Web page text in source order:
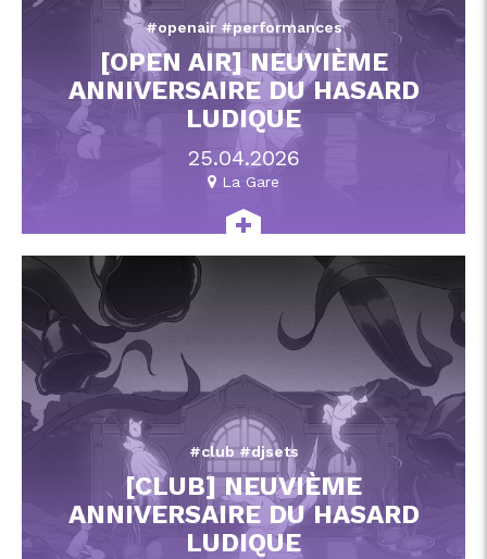
#openair #performances
[OPEN AIR] NEUVIÈME
ANNIVERSAIRE DU HASARD
LUDIQUE
25.04.2026
La Gare
#club #djsets
[CLUB] NEUVIÈME
ANNIVERSAIRE DU HASARD
LUDIQUE